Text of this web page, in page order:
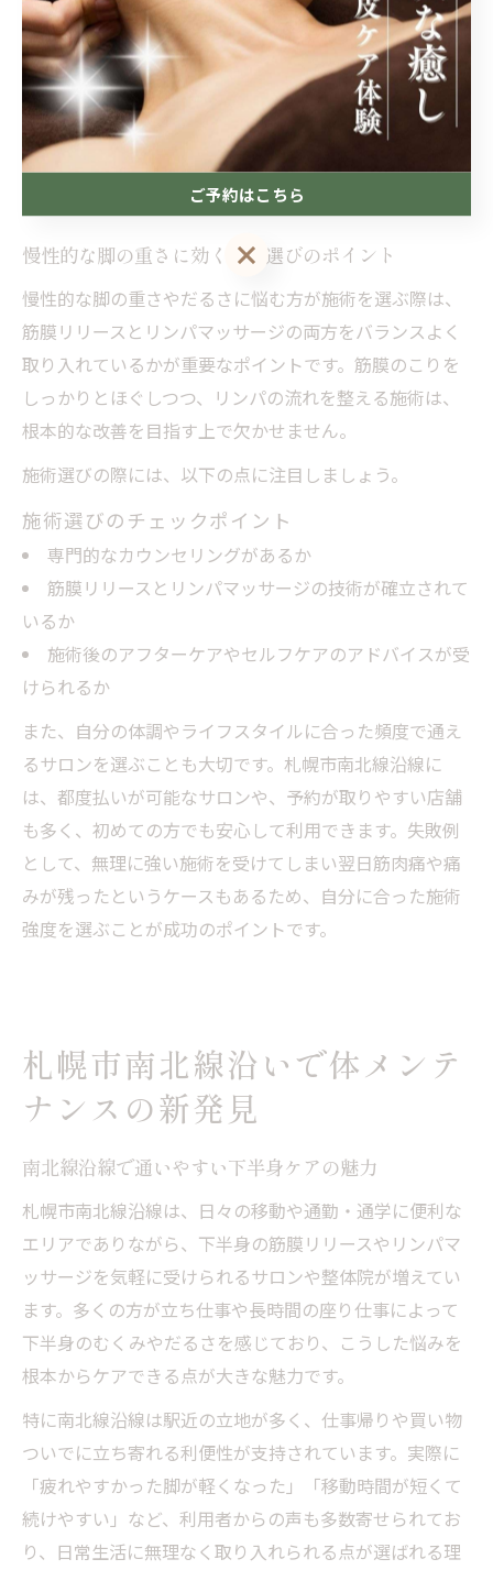
の方でもリラックスして施術を受けられます。
実際に札幌南北線沿線のサロンを利用した方からは、
「施術後すぐに脚が軽くなった」「スタッフの説明が丁
寧で安心できた」といった声が多く、リピーターも増え
ています。最新施術の体験は、日々の疲れや不調を根本
から見直すきっかけとなるでしょう。
慢性的な脚の重さに効く施術選びのポイント
慢性的な脚の重さやだるさに悩む方が施術を選ぶ際は、
筋膜リリースとリンパマッサージの両方をバランスよく
取り入れているかが重要なポイントです。筋膜のこりを
しっかりとほぐしつつ、リンパの流れを整える施術は、
根本的な改善を目指す上で欠かせません。
施術選びの際には、以下の点に注目しましょう。
施術選びのチェックポイント
専門的なカウンセリングがあるか
筋膜リリースとリンパマッサージの技術が確立されて
いるか
施術後のアフターケアやセルフケアのアドバイスが受
けられるか
また、自分の体調やライフスタイルに合った頻度で通え
るサロンを選ぶことも大切です。札幌市南北線沿線に
は、都度払いが可能なサロンや、予約が取りやすい店舗
も多く、初めての方でも安心して利用できます。失敗例
として、無理に強い施術を受けてしまい翌日筋肉痛や痛
みが残ったというケースもあるため、自分に合った施術
強度を選ぶことが成功のポイントです。
札幌市南北線沿いで体メンテ
ナンスの新発見
南北線沿線で通いやすい下半身ケアの魅力
札幌市南北線沿線は、日々の移動や通勤・通学に便利な
エリアでありながら、下半身の筋膜リリースやリンパマ
ッサージを気軽に受けられるサロンや整体院が増えてい
ます。多くの方が立ち仕事や長時間の座り仕事によって
下半身のむくみやだるさを感じており、こうした悩みを
根本からケアできる点が大きな魅力です。
特に南北線沿線は駅近の立地が多く、仕事帰りや買い物
ついでに立ち寄れる利便性が支持されています。実際に
「疲れやすかった脚が軽くなった」「移動時間が短くて
続けやすい」など、利用者からの声も多数寄せられてお
り、日常生活に無理なく取り入れられる点が選ばれる理
ご予約はこちら
ご予約はこちら